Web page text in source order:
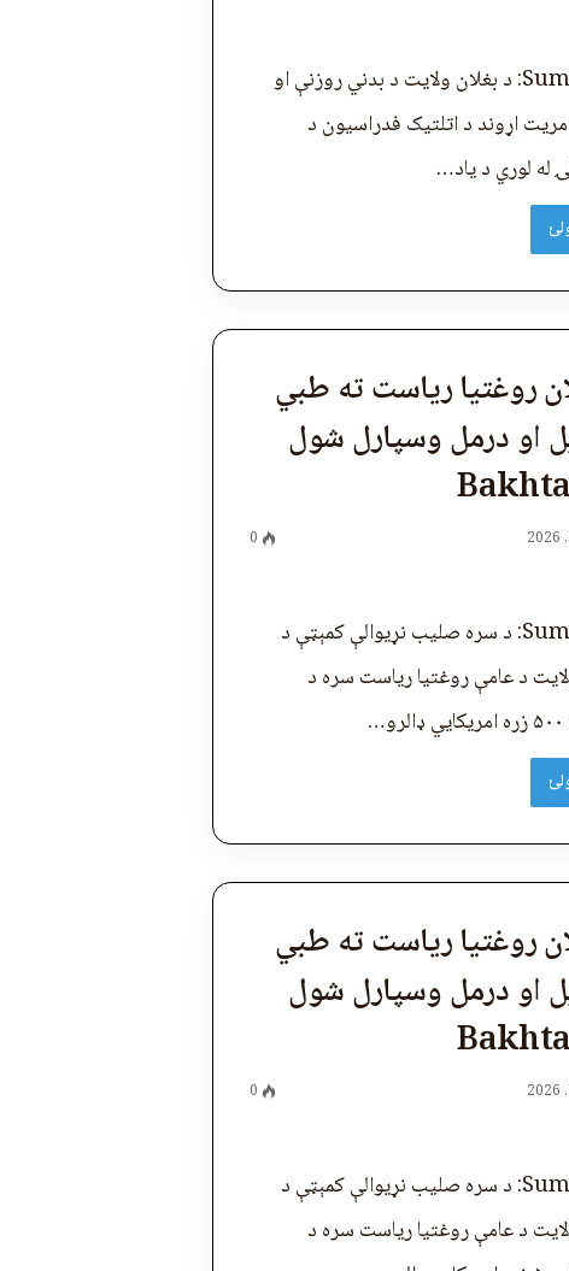
Summary: د بغلان ولایت د بدني روزنې او
اړوند د اتلتیک فدراسیون د
له لوري د یاد…
روغتیا ریاست ته طبي
او درمل وسپارل شول
0
Summary: د سره صلیب نړیوالې کمېټې د
د عامې روغتیا ریاست سره د
روغتیا ریاست ته طبي
او درمل وسپارل شول
0
Summary: د سره صلیب نړیوالې کمېټې د
د عامې روغتیا ریاست سره د